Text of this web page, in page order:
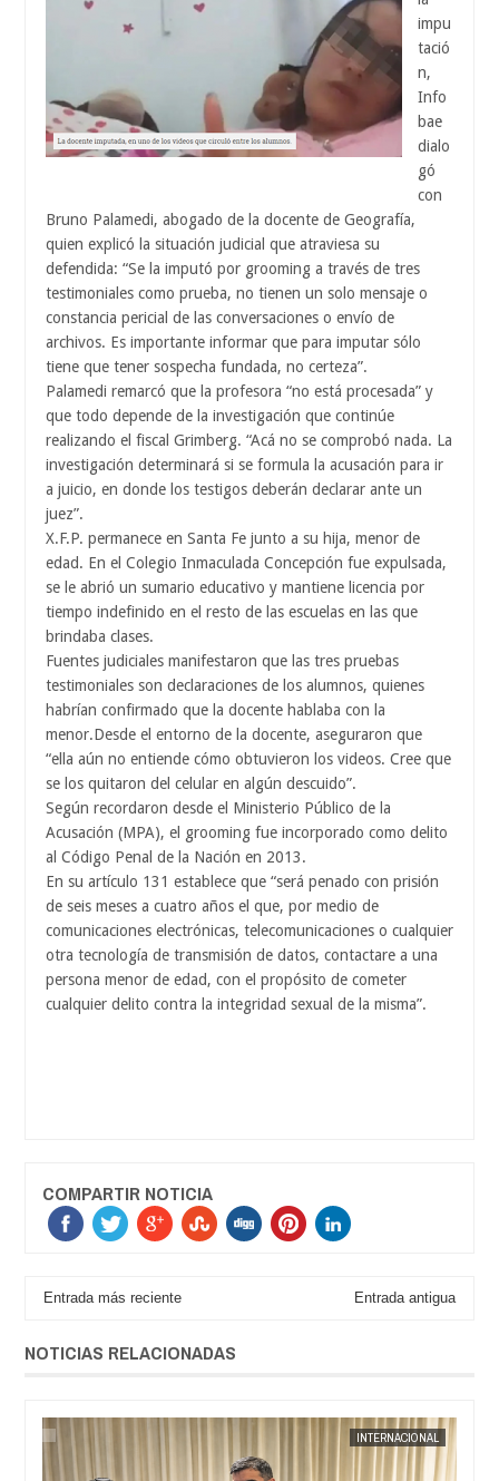
impu
tació
n,
Info
bae
dialo
gó
con
Bruno Palamedi, abogado de la docente de Geografía,
quien explicó la situación judicial que atraviesa su
defendida: “Se la imputó por grooming a través de tres
testimoniales como prueba, no tienen un solo mensaje o
constancia pericial de las conversaciones o envío de
archivos. Es importante informar que para imputar sólo
tiene que tener sospecha fundada, no certeza”.
Palamedi remarcó que la profesora “no está procesada” y
que todo depende de la investigación que continúe
realizando el fiscal Grimberg. “Acá no se comprobó nada. La
investigación determinará si se formula la acusación para ir
a juicio, en donde los testigos deberán declarar ante un
juez”.
X.F.P. permanece en Santa Fe junto a su hija, menor de
edad. En el Colegio Inmaculada Concepción fue expulsada,
se le abrió un sumario educativo y mantiene licencia por
tiempo indefinido en el resto de las escuelas en las que
brindaba clases.
Fuentes judiciales manifestaron que las tres pruebas
testimoniales son declaraciones de los alumnos, quienes
habrían confirmado que la docente hablaba con la
menor.Desde el entorno de la docente, aseguraron que
“ella aún no entiende cómo obtuvieron los videos. Cree que
se los quitaron del celular en algún descuido”.
Según recordaron desde el Ministerio Público de la
Acusación (MPA), el grooming fue incorporado como delito
al Código Penal de la Nación en 2013.
En su artículo 131 establece que “será penado con prisión
de seis meses a cuatro años el que, por medio de
comunicaciones electrónicas, telecomunicaciones o cualquier
otra tecnología de transmisión de datos, contactare a una
persona menor de edad, con el propósito de cometer
cualquier delito contra la integridad sexual de la misma”.
COMPARTIR NOTICIA
Entrada más reciente Entrada antigua
NOTICIAS RELACIONADAS
INTERNACIONAL JORGE